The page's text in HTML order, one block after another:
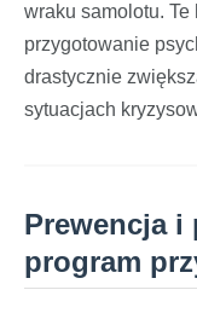
wraku samolotu.
przygotowanie
drastycznie
sytuacjach
Prewencja i
program